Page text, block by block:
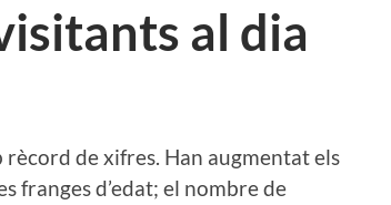
al dia
rècord de xifres. Han augmentat els
franges d’edat; el nombre de